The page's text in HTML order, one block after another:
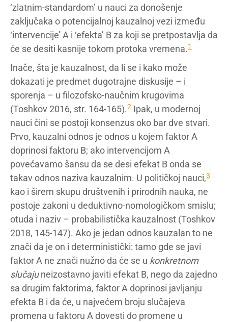
‘zlatnim-standardom’ u nauci za donošenje
zaključaka o potencijalnoj kauzalnoj vezi između
‘intervencije’ A i ‘efekta’ B za koji se pretpostavlja da
će se desiti kasnije tokom protoka vremena.1
Inače, šta je kauzalnost, da li se i kako može
dokazati je predmet dugotrajne diskusije – i
sporenja – u filozofsko-naučnim krugovima
(Toshkov 2016, str. 164-165).2 Ipak, u modernoj
nauci čini se postoji konsenzus oko bar dve stvari.
Prvo, kauzalni odnos je odnos u kojem faktor A
doprinosi faktoru B; ako intervencijom A
povećavamo šansu da se desi efekat B onda se
takav odnos naziva kauzalnim. U političkoj nauci,3
kao i širem skupu društvenih i prirodnih nauka, ne
postoje zakoni u deduktivno-nomologičkom smislu;
otuda i naziv – probabilistička kauzalnost (Toshkov
2018, 145-147). Ako je jedan odnos kauzalan to ne
znači da je on i deterministički: tamo gde se javi
faktor A ne znači nužno da će se u konkretnom
slučajuneizostavno javiti efekat B, nego da zajedno
sa drugim faktorima, faktor A doprinosi javljanju
efekta B i da će, u najvećem broju slučajeva
promena u faktoru A dovesti do promene u